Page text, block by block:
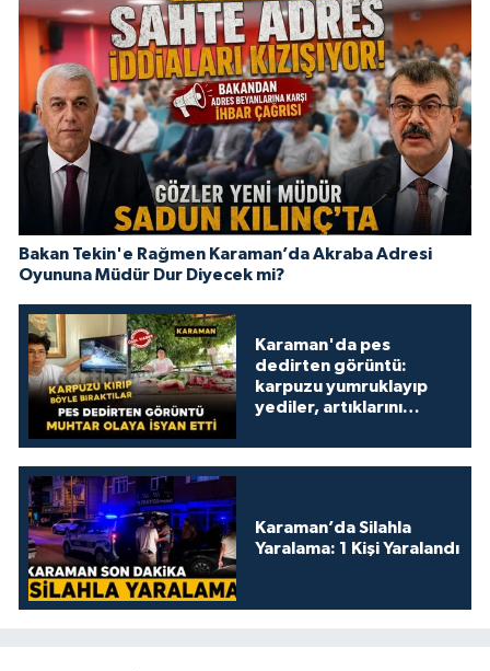
Bakan Tekin'e Rağmen Karaman’da Akraba Adresi
Oyununa Müdür Dur Diyecek mi?
Karaman'da pes
dedirten görüntü:
karpuzu yumruklayıp
yediler, artıklarını
Karaman’da Silahla
Yaralama: 1 Kişi Yaralandı